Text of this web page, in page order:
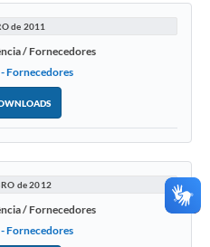
de 2011
/ Fornecedores
Fornecedores
de 2012
/ Fornecedores
Fornecedores